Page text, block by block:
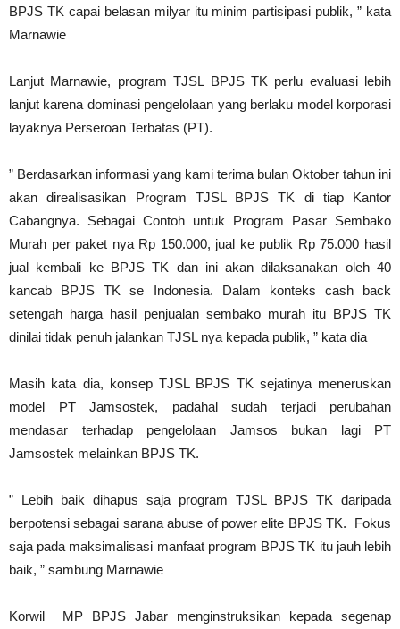
BPJS TK capai belasan milyar itu minim partisipasi publik, ” kata
Marnawie
Lanjut Marnawie, program TJSL BPJS TK perlu evaluasi lebih
lanjut karena dominasi pengelolaan yang berlaku model korporasi
layaknya Perseroan Terbatas (PT).
” Berdasarkan informasi yang kami terima bulan Oktober tahun ini
akan direalisasikan Program TJSL BPJS TK di tiap Kantor
Cabangnya. Sebagai Contoh untuk Program Pasar Sembako
Murah per paket nya Rp 150.000, jual ke publik Rp 75.000 hasil
jual kembali ke BPJS TK dan ini akan dilaksanakan oleh 40
kancab BPJS TK se Indonesia. Dalam konteks cash back
setengah harga hasil penjualan sembako murah itu BPJS TK
dinilai tidak penuh jalankan TJSL nya kepada publik, ” kata dia
Masih kata dia, konsep TJSL BPJS TK sejatinya meneruskan
model PT Jamsostek, padahal sudah terjadi perubahan
mendasar terhadap pengelolaan Jamsos bukan lagi PT
Jamsostek melainkan BPJS TK.
” Lebih baik dihapus saja program TJSL BPJS TK daripada
berpotensi sebagai sarana abuse of power elite BPJS TK. Fokus
saja pada maksimalisasi manfaat program BPJS TK itu jauh lebih
baik, ” sambung Marnawie
Korwil MP BPJS Jabar menginstruksikan kepada segenap